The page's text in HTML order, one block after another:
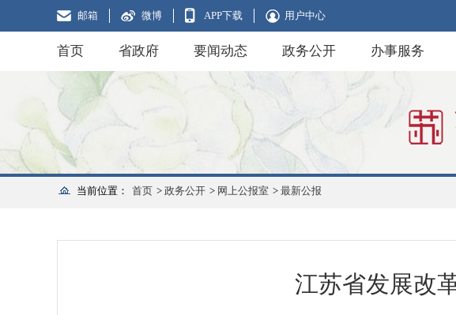
邮箱 微博 APP下载 用户中心
首页 省政府 要闻动态 政务公开 办事服务
当前位置： 首页 > 政务公开 > 网上公报室 > 最新公报
江苏省发展改